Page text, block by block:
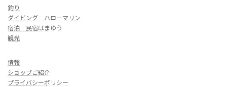
釣り
ダイビング ハローマリン
宿泊 民宿はまゆう
観光
情報
ショップご紹介
プライバシーポリシー